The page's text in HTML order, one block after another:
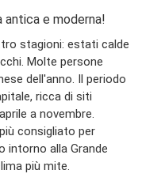
antica e moderna!
stagioni: estati calde
Molte persone
dell'anno. Il periodo
ricca di siti
a novembre.
consigliato per
intorno alla Grande
più mite.